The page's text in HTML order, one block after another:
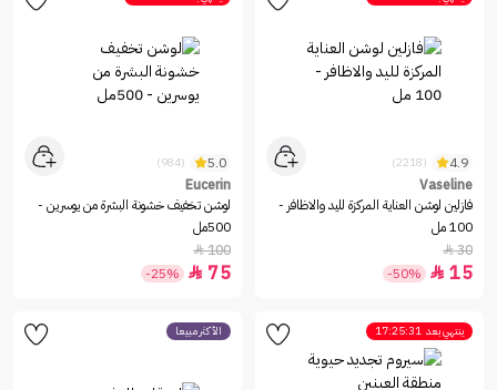
4.9
(2218)
Vaseline
فازلين لوشن العناية المركزة لليد والاظافر -
100 مل
30

15

-50%
5.0
(984)
Eucerin
لوشن تخفيف خشونة البشرة من يوسرين -
500مل
100

75

-25%
ينتهي بعد 17:25:31 الأكثر مبيعاً